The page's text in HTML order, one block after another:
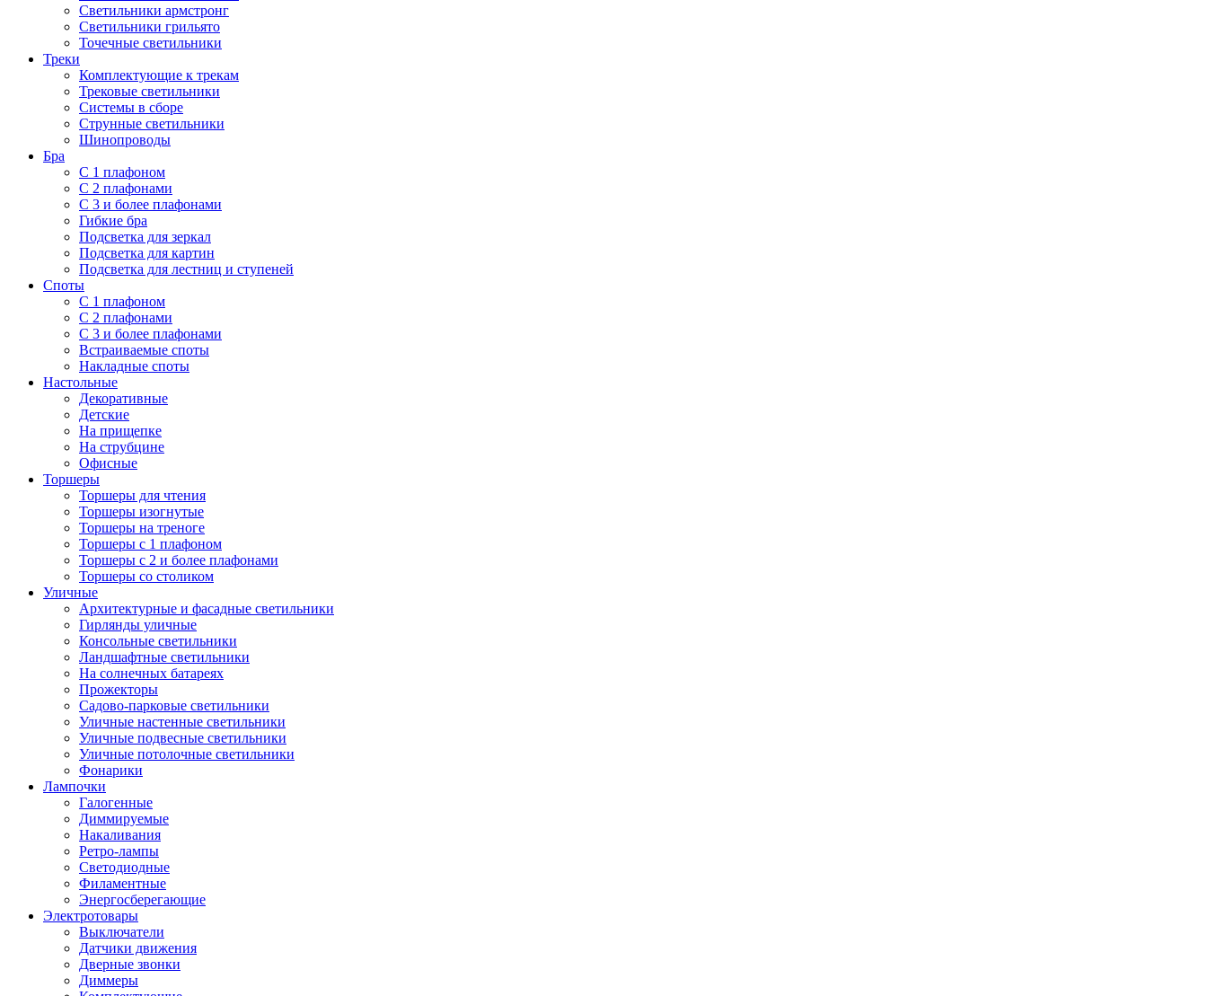
Светильники армстронг
Светильники грильято
Точечные светильники
Треки
Комплектующие к трекам
Трековые светильники
Системы в сборе
Струнные светильники
Шинопроводы
Бра
С 1 плафоном
С 2 плафонами
С 3 и более плафонами
Гибкие бра
Подсветка для зеркал
Подсветка для картин
Подсветка для лестниц и ступеней
Споты
С 1 плафоном
С 2 плафонами
С 3 и более плафонами
Встраиваемые споты
Накладные споты
Настольные
Декоративные
Детские
На прищепке
На струбцине
Офисные
Торшеры
Торшеры для чтения
Торшеры изогнутые
Торшеры на треноге
Торшеры с 1 плафоном
Торшеры с 2 и более плафонами
Торшеры со столиком
Уличные
Архитектурные и фасадные светильники
Гирлянды уличные
Консольные светильники
Ландшафтные светильники
На солнечных батареях
Прожекторы
Садово-парковые светильники
Уличные настенные светильники
Уличные подвесные светильники
Уличные потолочные светильники
Фонарики
Лампочки
Галогенные
Диммируемые
Накаливания
Ретро-лампы
Светодиодные
Филаментные
Энергосберегающие
Электротовары
Выключатели
Датчики движения
Дверные звонки
Диммеры